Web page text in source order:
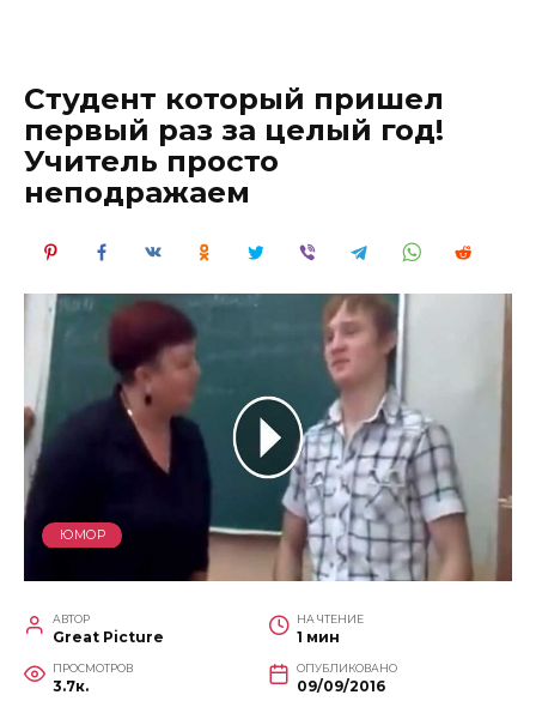
Студент который пришел
первый раз за целый год!
Учитель просто
неподражаем
ЮМОР
АВТОР
Great Picture
НА ЧТЕНИЕ
1 мин
ПРОСМОТРОВ
3.7к.
ОПУБЛИКОВАНО
09/09/2016